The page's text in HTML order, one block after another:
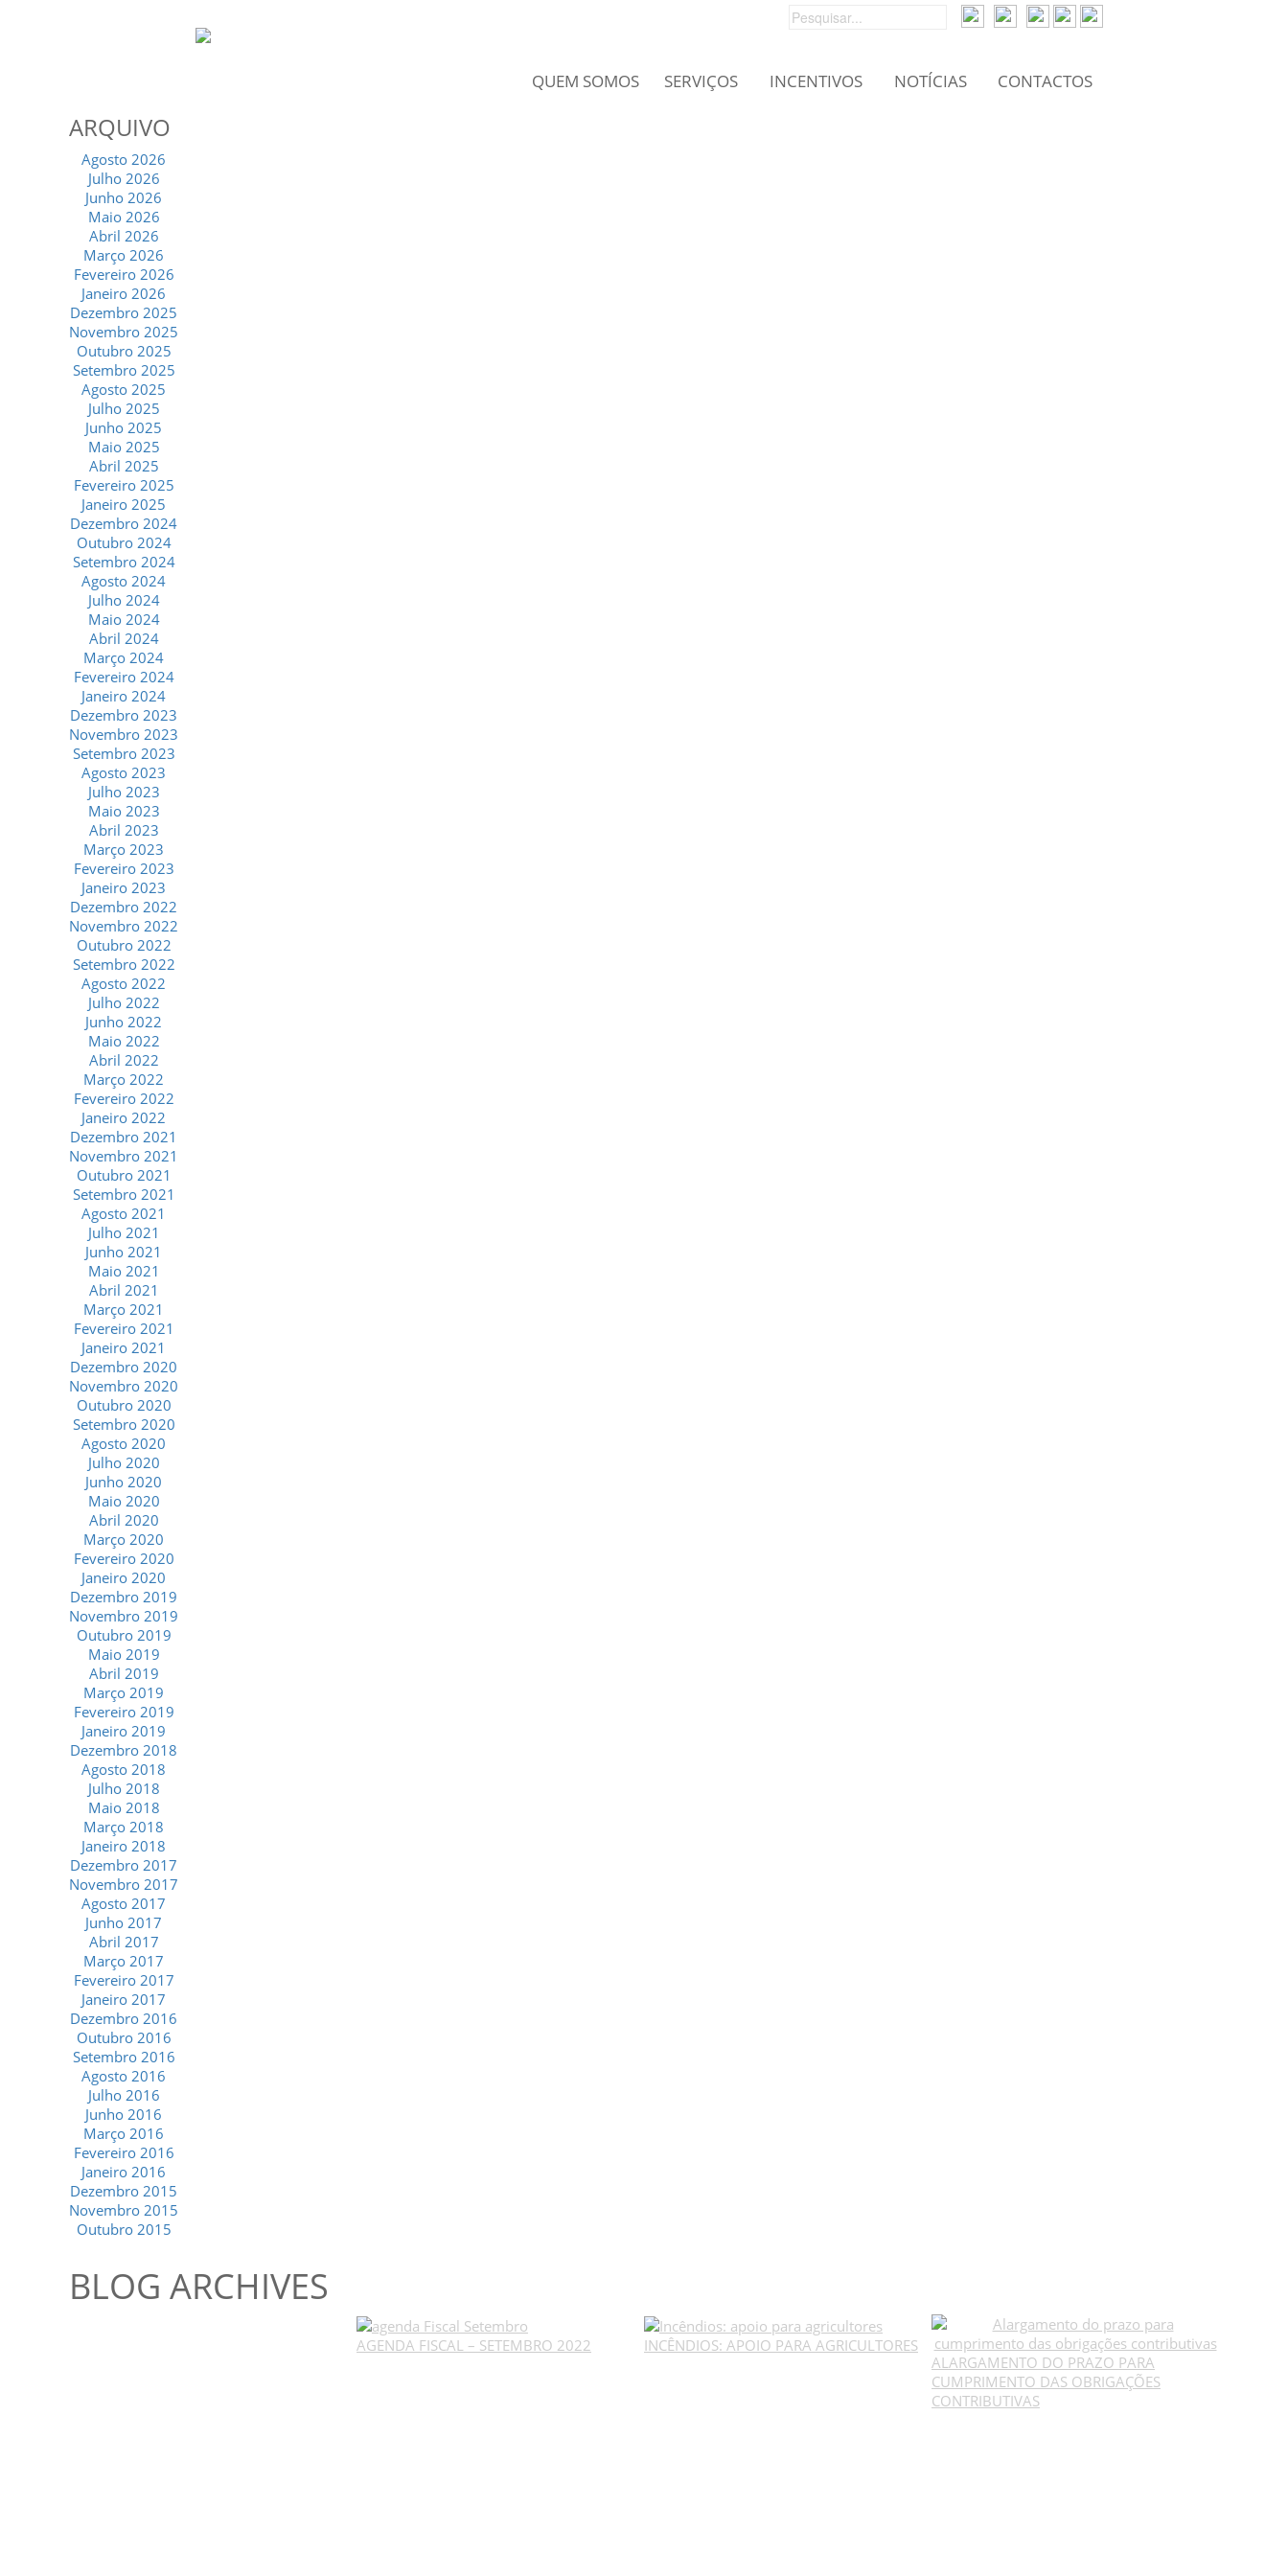
CONTACTOS
NOTÍCIAS
INCENTIVOS
SERVIÇOS
QUEM SOMOS
ARQUIVO
Agosto 2026
Julho 2026
Junho 2026
Maio 2026
Abril 2026
Março 2026
Fevereiro 2026
Janeiro 2026
Dezembro 2025
Novembro 2025
Outubro 2025
Setembro 2025
Agosto 2025
Julho 2025
Junho 2025
Maio 2025
Abril 2025
Fevereiro 2025
Janeiro 2025
Dezembro 2024
Outubro 2024
Setembro 2024
Agosto 2024
Julho 2024
Maio 2024
Abril 2024
Março 2024
Fevereiro 2024
Janeiro 2024
Dezembro 2023
Novembro 2023
Setembro 2023
Agosto 2023
Julho 2023
Maio 2023
Abril 2023
Março 2023
Fevereiro 2023
Janeiro 2023
Dezembro 2022
Novembro 2022
Outubro 2022
Setembro 2022
Agosto 2022
Julho 2022
Junho 2022
Maio 2022
Abril 2022
Março 2022
Fevereiro 2022
Janeiro 2022
Dezembro 2021
Novembro 2021
Outubro 2021
Setembro 2021
Agosto 2021
Julho 2021
Junho 2021
Maio 2021
Abril 2021
Março 2021
Fevereiro 2021
Janeiro 2021
Dezembro 2020
Novembro 2020
Outubro 2020
Setembro 2020
Agosto 2020
Julho 2020
Junho 2020
Maio 2020
Abril 2020
Março 2020
Fevereiro 2020
Janeiro 2020
Dezembro 2019
Novembro 2019
Outubro 2019
Maio 2019
Abril 2019
Março 2019
Fevereiro 2019
Janeiro 2019
Dezembro 2018
Agosto 2018
Julho 2018
Maio 2018
Março 2018
Janeiro 2018
Dezembro 2017
Novembro 2017
Agosto 2017
Junho 2017
Abril 2017
Março 2017
Fevereiro 2017
Janeiro 2017
Dezembro 2016
Outubro 2016
Setembro 2016
Agosto 2016
Julho 2016
Junho 2016
Março 2016
Fevereiro 2016
Janeiro 2016
Dezembro 2015
Novembro 2015
Outubro 2015
BLOG ARCHIVES
AGENDA FISCAL – SETEMBRO 2022
INCÊNDIOS: APOIO PARA AGRICULTORES
ALARGAMENTO DO PRAZO PARA
CUMPRIMENTO DAS OBRIGAÇÕES
CONTRIBUTIVAS